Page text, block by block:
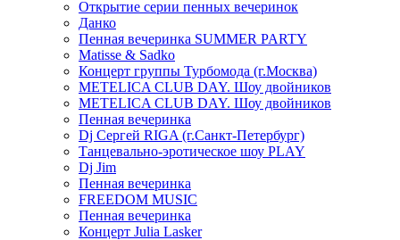
Открытие серии пенных вечеринок
Данко
Пенная вечеринка SUMMER PARTY
Matisse & Sadko
Концерт группы Турбомода (г.Москва)
METELICA CLUB DAY. Шоу двойников
METELICA CLUB DAY. Шоу двойников
Пенная вечеринка
Dj Сергей RIGA (г.Санкт-Петербург)
Танцевально-эротическое шоу PLAY
Dj Jim
Пенная вечеринка
FREEDOM MUSIC
Пенная вечеринка
Концерт Julia Lasker